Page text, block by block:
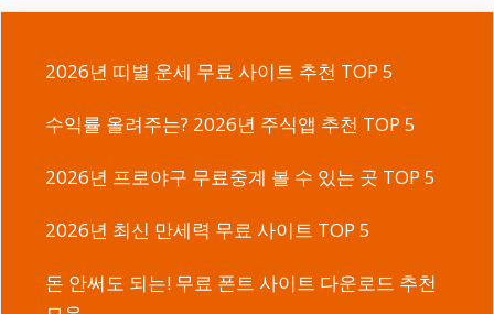
2026년 띠별 운세 무료 사이트 추천 TOP 5
수익률 올려주는? 2026년 주식앱 추천 TOP 5
2026년 프로야구 무료중계 볼 수 있는 곳 TOP 5
2026년 최신 만세력 무료 사이트 TOP 5
돈 안써도 되는! 무료 폰트 사이트 다운로드 추천